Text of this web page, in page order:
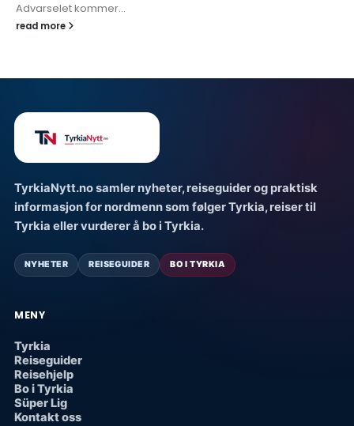
Advarselet kommer...
read more
TyrkiaNytt.no samler nyheter, reiseguider og praktisk
informasjon for nordmenn som følger Tyrkia, reiser til
Tyrkia eller vurderer å bo i Tyrkia.
NYHETER REISEGUIDER BO I TYRKIA
MENY
Tyrkia
Reiseguider
Reisehjelp
Bo i Tyrkia
Süper Lig
Kontakt oss